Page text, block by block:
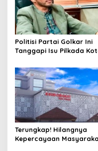
Politisi Partai Golkar Ini
Tanggapi Isu Pilkada
Terungkap! Hilangnya
Kepercayaan